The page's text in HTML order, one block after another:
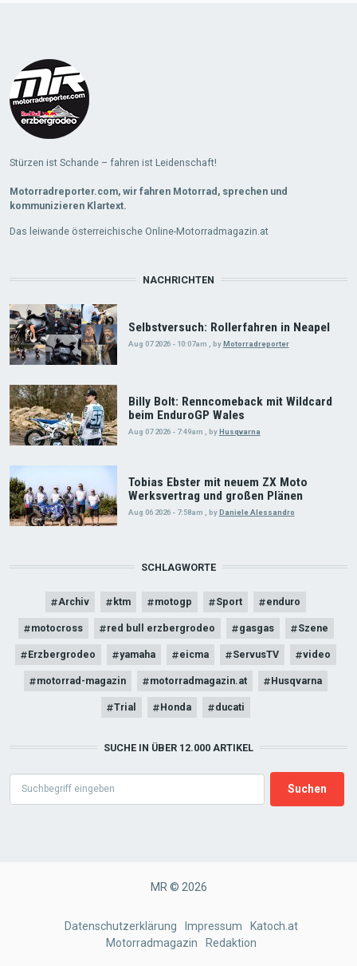
Stürzen ist Schande – fahren ist Leidenschaft!
Motorradreporter.com, wir fahren Motorrad, sprechen und
kommunizieren Klartext.
Das leiwande österreichische Online-Motorradmagazin.at
NACHRICHTEN
Selbstversuch: Rollerfahren in Neapel
Aug 07 2026 - 10:07am , by Motorradreporter
Billy Bolt: Renncomeback mit Wildcard
beim EnduroGP Wales
Aug 07 2026 - 7:49am byHusqvarna
Tobias Ebster mit neuem ZX Moto
Werksvertrag und großen Plänen
Aug 06 2026 - 7:58am byDaniele Alessandro
SCHLAGWORTE
Archiv ktm motogp Sport enduro
motocross red bull erzbergrodeo gasgas Szene
Erzbergrodeo yamaha eicma ServusTV video
motorrad-magazin motorradmagazin.at Husqvarna
Trial Honda ducati
SUCHE IN ÜBER 12.000 ARTIKEL
MR © 2026
Datenschutzerklärung Impressum
Katoch.at
Motorradmagazin
Redaktion